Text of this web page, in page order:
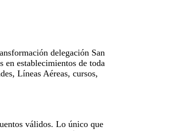
delegación San
establecimientos de toda
Líneas Aéreas, cursos,
válidos. Lo único que